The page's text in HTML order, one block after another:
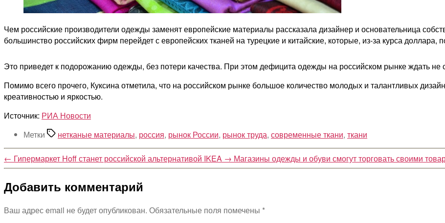
Чем российские производители одежды заменят европейские материалы рассказала дизайнер и основательница
большинство российских фирм перейдет с европейских тканей на турецкие и китайские, которые, из-за курса доллара,
Это приведет к подорожанию одежды, без потери качества. При этом дефицита одежды на российском рынке ждать не
Помимо всего прочего, Куксина отметила, что на российском рынке большое количество молодых и талантливых
креативностью и яркостью.
Источник: РИА Новости
Метки
нетканые материалы, россия, рынок России, рынок труда, современные ткани, ткани
← Гипермаркет Hoff станет российской альтернативой IKEA → Магазины одежды и обуви смогут торговать своими
Добавить комментарий
Ваш адрес email не будет опубликован. Обязательные поля помечены *